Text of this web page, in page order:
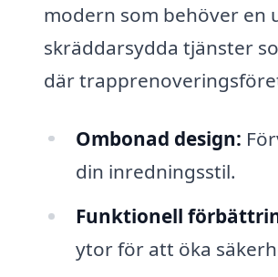
modern som behöver en
skräddarsydda tjänster
där
Ombonad design:
din inredningsstil.
Funktionell
ytor för att öka